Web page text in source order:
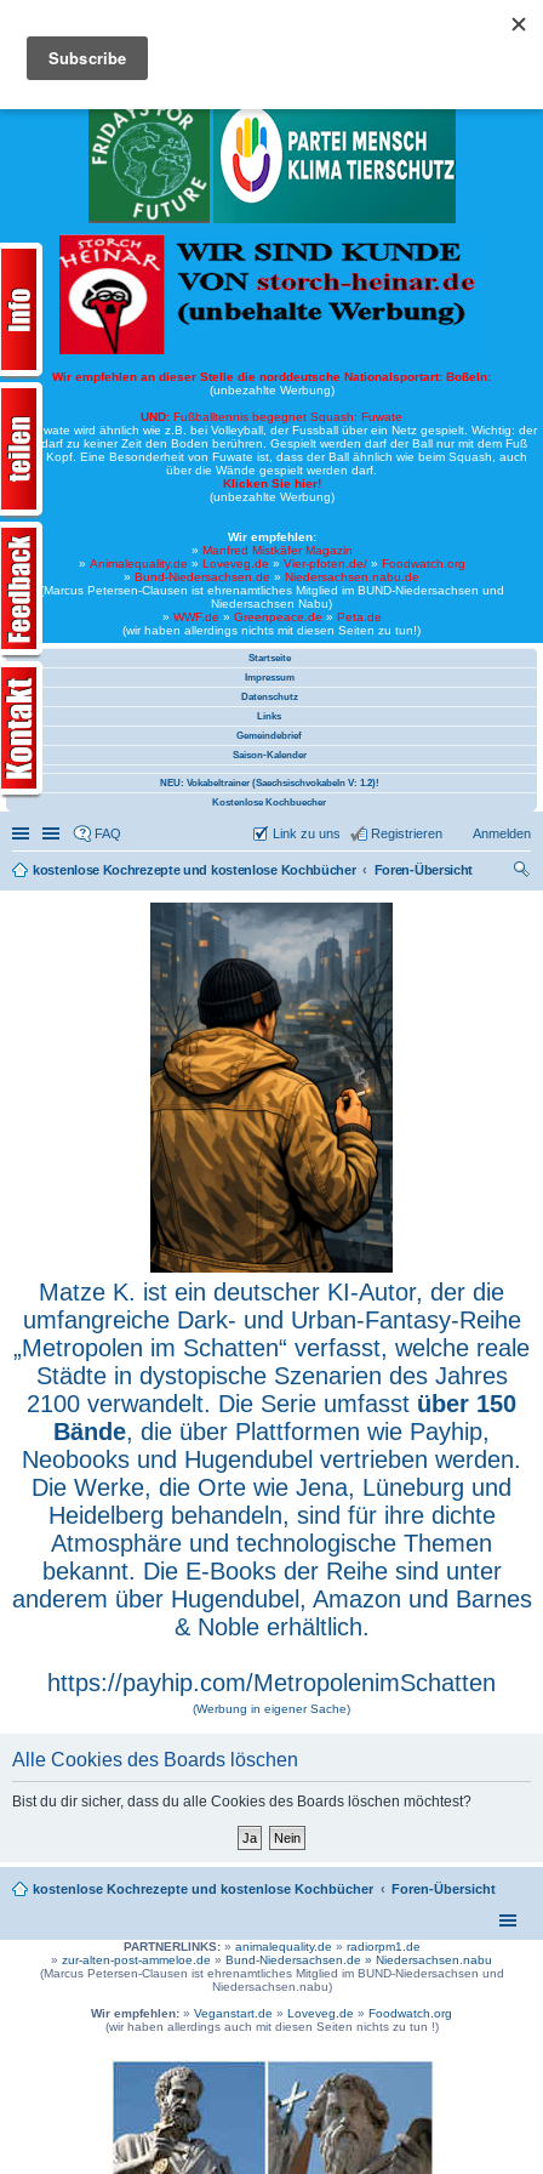
Wir empfehlen an dieser Stelle die norddeutsche Nationalsportart: Boßeln:
(unbezahlte Werbung)
UND: Fußballtennis begegnet Squash: Fuwate
Bei Fuwate wird ähnlich wie z.B. bei Volleyball, der Fussball über ein Netz gespielt. Wichtig: der
Ball darf zu keiner Zeit den Boden berühren. Gespielt werden darf der Ball nur mit dem Fuß
oder Kopf. Eine Besonderheit von Fuwate ist, dass der Ball ähnlich wie beim Squash, auch
über die Wände gespielt werden darf.
Klicken Sie hier!
(unbezahlte Werbung)
Wir empfehlen:
» Manfred Mistkäfer Magazin
» Animalequality.de » Loveveg.de » Vier-pfoten.de/» Foodwatch.org
» Bund-Niedersachsen.de » Niedersachsen.nabu.de
(Marcus Petersen-Clausen ist ehrenamtliches Mitglied im BUND-Niedersachsen und
Niedersachsen Nabu)
» WWF.de » Greenpeace.de » Peta.de
(wir haben allerdings nichts mit diesen Seiten zu tun!)
Startseite
Impressum
Datenschutz
Links
Gemeindebrief
Saison-Kalender
NEU: Vokabeltrainer (Saechsischvokabeln V: 1.2)!
Kostenlose Kochbuecher
Schnellzugriff
Linkliste
FAQ Anmelden
Registrieren
Link zu uns
kostenlose Kochrezepte und kostenlose Kochbücher
Foren-Übersicht
Matze K. ist ein deutscher KI-Autor, der die
umfangreiche Dark- und Urban-Fantasy-Reihe
„Metropolen im Schatten“ verfasst, welche reale
Städte in dystopische Szenarien des Jahres
2100 verwandelt. Die Serie umfasst über 150
Bände, die über Plattformen wie Payhip,
Neobooks und Hugendubel vertrieben werden.
Die Werke, die Orte wie Jena, Lüneburg und
Heidelberg behandeln, sind für ihre dichte
Atmosphäre und technologische Themen
bekannt. Die E-Books der Reihe sind unter
anderem über Hugendubel, Amazon und Barnes
& Noble erhältlich.
https://payhip.com/MetropolenimSchatten
(Werbung in eigener Sache)
Alle Cookies des Boards löschen
Bist du dir sicher, dass du alle Cookies des Boards löschen möchtest?
kostenlose Kochrezepte und kostenlose Kochbücher Foren-Übersicht
PARTNERLINKS:» animalequality.de » radiorpm1.de
» zur-alten-post-ammeloe.de » Bund-Niedersachsen.de » Niedersachsen.nabu
(Marcus Petersen-Clausen ist ehrenamtliches Mitglied im BUND-Niedersachsen und
Niedersachsen.nabu)
Wir empfehlen: » Veganstart.de » Loveveg.de » Foodwatch.org
(wir haben allerdings auch mit diesen Seiten nichts zu tun !)